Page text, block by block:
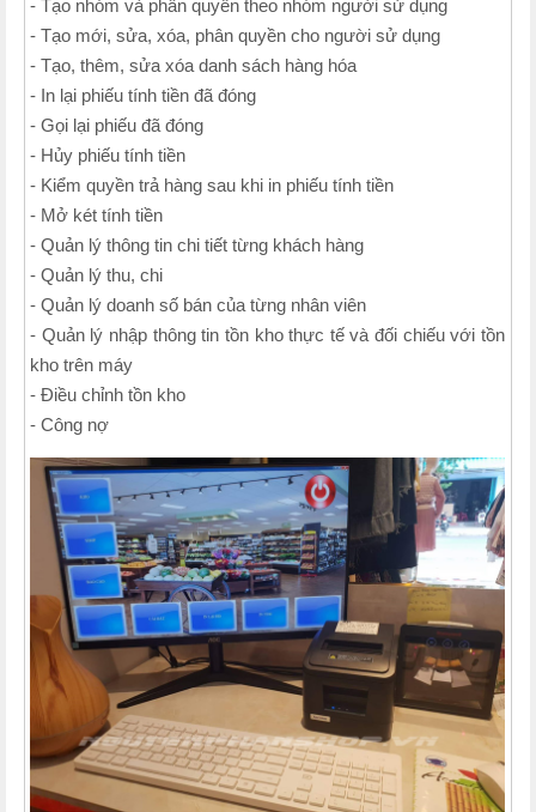
- Tạo nhóm và phân quyền theo nhóm người sử dụng
- Tạo mới, sửa, xóa, phân quyền cho người sử dụng
- Tạo, thêm, sửa xóa danh sách hàng hóa
- In lại phiếu tính tiền đã đóng
- Gọi lại phiếu đã đóng
- Hủy phiếu tính tiền
- Kiểm quyền trả hàng sau khi in phiếu tính tiền
- Mở két tính tiền
- Quản lý thông tin chi tiết từng khách hàng
- Quản lý thu, chi
- Quản lý doanh số bán của từng nhân viên
- Quản lý nhập thông tin tồn kho thực tế và đối chiếu với tồn
kho trên máy
- Điều chỉnh tồn kho
- Công nợ